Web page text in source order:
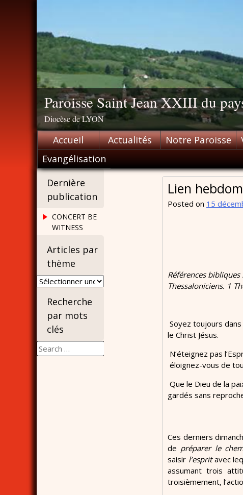
Paroisse Saint Jean XXIII du
Diocèse de LYON
Accueil Actualités Notre Paroisse
Evangélisation
Lien
Posted on 15
Références bibliques
Thessaloniciens. 1
Soyez toujours
le Christ Jésus.
N’éteignez pas
éloignez-vous de
Que le Dieu de la
gardés sans
Ces derniers
de préparer le
saisir l’espritavec
assumant trois
troisièmement,
Dernière
publication
CONCERT BE
WITNESS
Articles par
thème
Articles
thème
Recherche
par mots
clés
Search
for: